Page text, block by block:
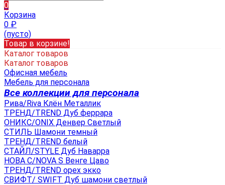
0
Корзина
0 ₽
(пусто)
Товар в корзине!
Каталог товаров
Каталог товаров
Офисная мебель
Мебель для персонала
Все коллекции для персонала
Рива/Riva Клён Металлик
ТРЕНД/TREND Дуб феррара
ОНИКС/ONIX Денвер Светлый
СТИЛЬ Шамони темный
ТРЕНД/TREND белый
СТАЙЛ/STYLE Дуб Наварра
НОВА С/NOVA S Венге Цаво
ТРЕНД/TREND орех экко
СВИФТ/ SWIFT Дуб шамони светлый